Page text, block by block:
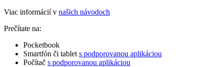
Viac informácií v našich návodoch
Prečítate na:
Pocketbook
Smartfón či tablet s podporovanou aplikáciou
Počítač s podporovanou aplikáciou